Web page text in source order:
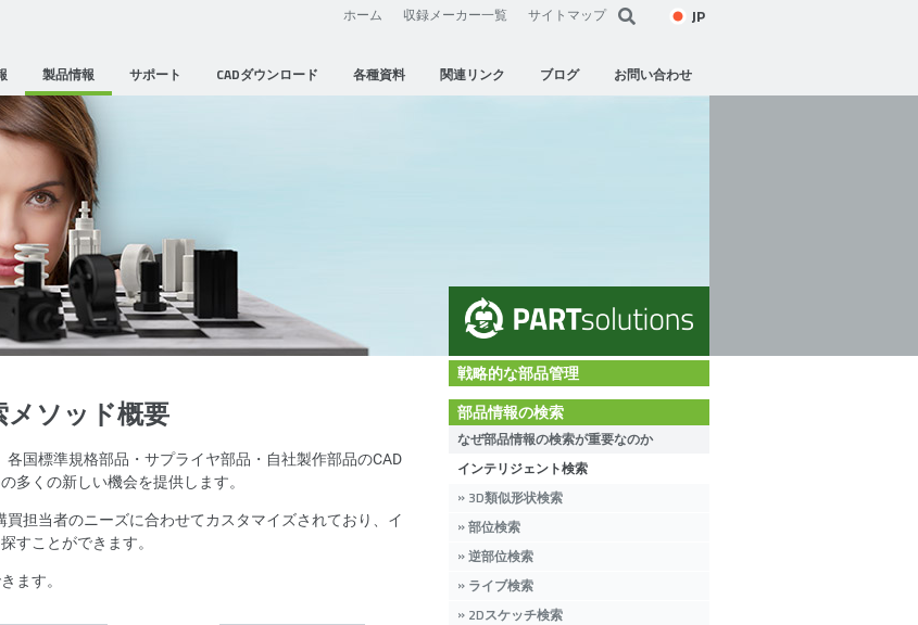
ホーム 収録メーカー一覧 サイトマップ JP
製品情報 サポート CADダウンロード 各種資料 関連リンク ブログ お問い合わせ
ソッド概要
国標準規格部品・サプライヤ部品・自社製作部品のCAD
多くの新しい機会を提供します。
担当者のニーズに合わせてカスタマイズされており、イ
すことができます。
ます。
戦略的な部品管理
部品情報の検索
なぜ部品情報の検索が重要なのか
インテリジェント検索
3D類似形状検索
部位検索
逆部位検索
ライブ検索
2Dスケッチ検索